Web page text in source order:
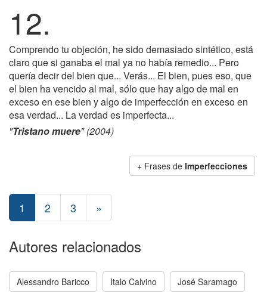
12.
Comprendo tu objeción, he sido demasiado sintético, está
claro que si ganaba el mal ya no había remedio... Pero
quería decir del bien que... Verás... El bien, pues eso, que
el bien ha vencido al mal, sólo que hay algo de mal en
exceso en ese bien y algo de imperfección en exceso en
esa verdad... La verdad es imperfecta...
"Tristano muere" (2004)
+ Frases de Imperfecciones
1 2 3 »
Autores relacionados
Alessandro Baricco Italo Calvino José Saramago